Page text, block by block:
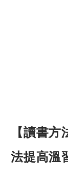
【讀書
法提高溫